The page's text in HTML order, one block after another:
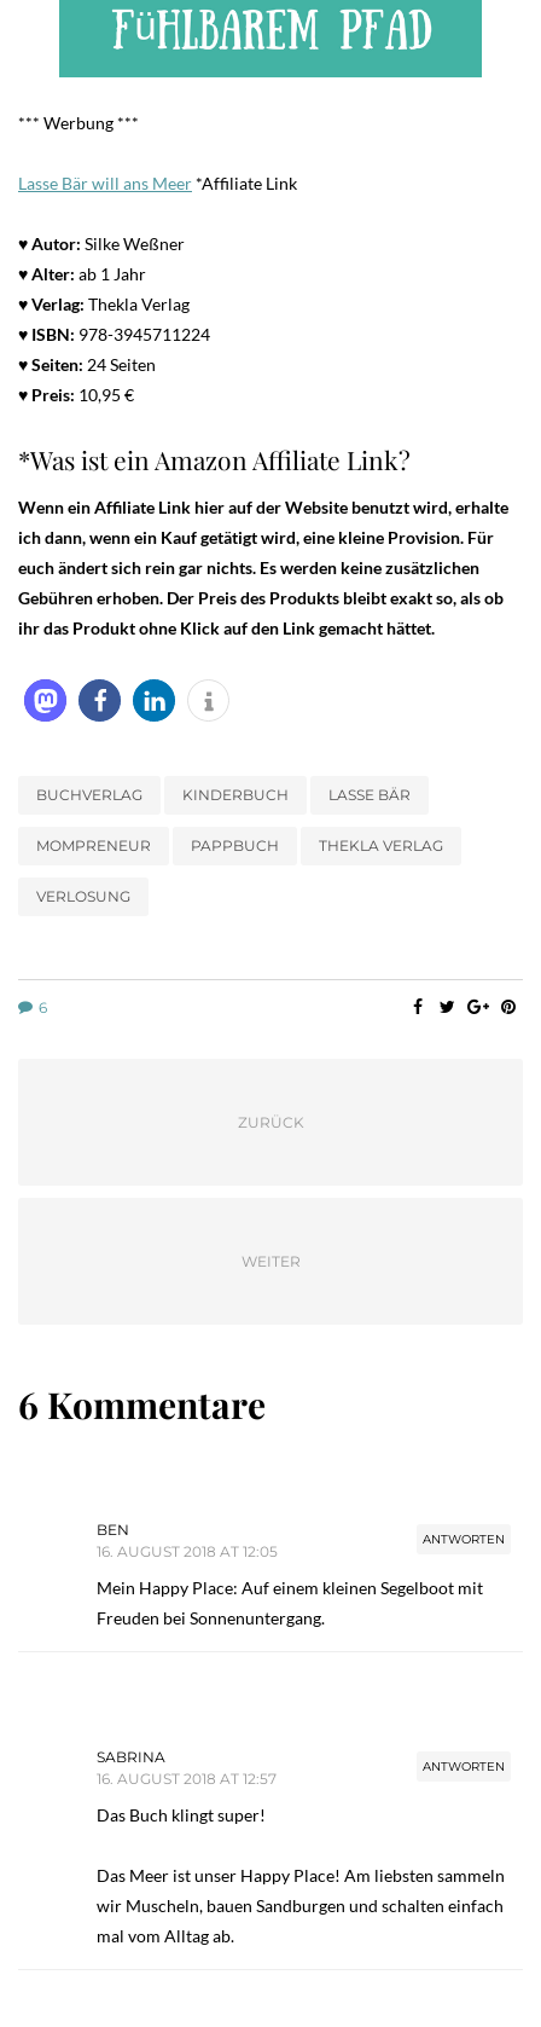
*** Werbung ***
Lasse Bär will ans Meer *Affiliate Link
♥Autor: Silke Weßner
♥Alter: ab 1 Jahr
♥Verlag: Thekla Verlag
♥ ISBN: 978-3945711224
♥Seiten: 24 Seiten
♥ Preis: 10,95 €
*Was ist ein Amazon Affiliate Link?
Wenn ein Affiliate Link hier auf der Website benutzt wird, erhalte
ich dann, wenn ein Kauf getätigt wird, eine kleine Provision. Für
euch ändert sich rein gar nichts. Es werden keine zusätzlichen
Gebühren erhoben. Der Preis des Produkts bleibt exakt so, als ob
ihr das Produkt ohne Klick auf den Link gemacht hättet.
BUCHVERLAG KINDERBUCH LASSE BÄR
MOMPRENEUR PAPPBUCH THEKLA VERLAG
VERLOSUNG
6
ZURÜCK
WEITER
6 Kommentare
ANTWORTEN
BEN
16. AUGUST 2018 AT 12:05
Mein Happy Place: Auf einem kleinen Segelboot mit
Freuden bei Sonnenuntergang.
ANTWORTEN
SABRINA
16. AUGUST 2018 AT 12:57
Das Buch klingt super!
Das Meer ist unser Happy Place! Am liebsten sammeln
wir Muscheln, bauen Sandburgen und schalten einfach
mal vom Alltag ab.